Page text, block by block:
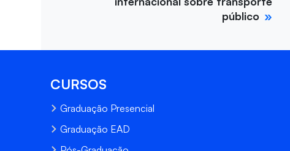
público
CURSOS
Graduação Presencial
Graduação EAD